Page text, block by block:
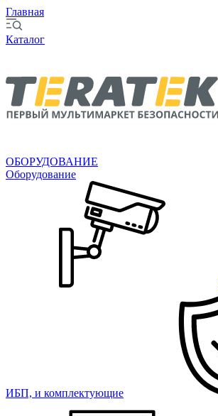
Главная
Каталог
ОБОРУДОВАНИЕ
Оборудование
ИБП, и комплектующие